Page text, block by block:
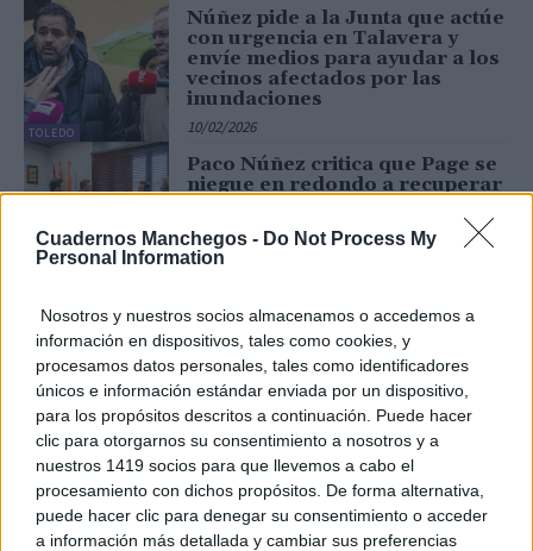
Cuadernos Manchegos - Do Not Process My
Personal Information
Nosotros y nuestros socios almacenamos o accedemos a
información en dispositivos, tales como cookies, y
procesamos datos personales, tales como identificadores
únicos e información estándar enviada por un dispositivo,
para los propósitos descritos a continuación. Puede hacer
clic para otorgarnos su consentimiento a nosotros y a
nuestros 1419 socios para que llevemos a cabo el
procesamiento con dichos propósitos. De forma alternativa,
puede hacer clic para denegar su consentimiento o acceder
a información más detallada y cambiar sus preferencias
TOLEDO
Núñez pide a la Junta que actúe
con urgencia en Talavera y
envíe medios para ayudar a los
vecinos afectados por las
inundaciones
10/02/2026
Paco Núñez critica que Page se
niegue en redondo a recuperar
simple odio ideológico
TOLEDO
Núñez denuncia el “infierno
fiscal” de Page en una Castilla-
La Mancha que “no puede más”
y exige la derogación del Canon
del Agua
03/02/2026
Núñez apuesta por una política
ambiciosa en vivienda y
propone la modificación de
leyes y una verdadera rebaja
impositiva que facilite el acceso